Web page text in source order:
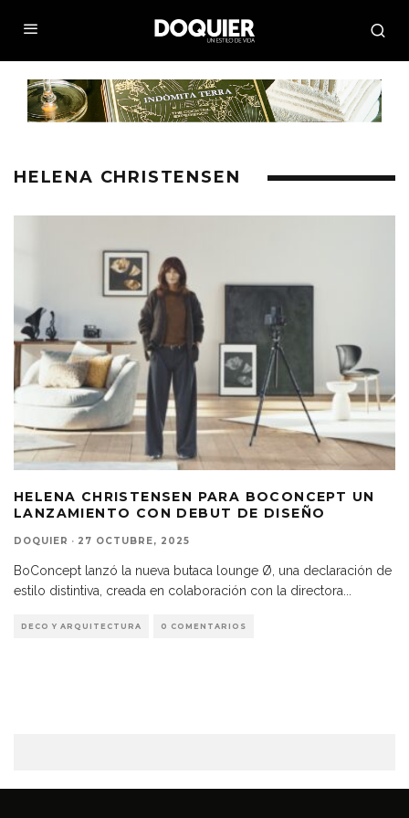
HELENA CHRISTENSEN
HELENA CHRISTENSEN PARA BOCONCEPT UN
LANZAMIENTO CON DEBUT DE DISEÑO
DOQUIER · 27 OCTUBRE, 2025
BoConcept lanzó la nueva butaca lounge Ø, una declaración de
estilo distintiva, creada en colaboración con la directora
DECO Y ARQUITECTURA 0 COMENTARIOS